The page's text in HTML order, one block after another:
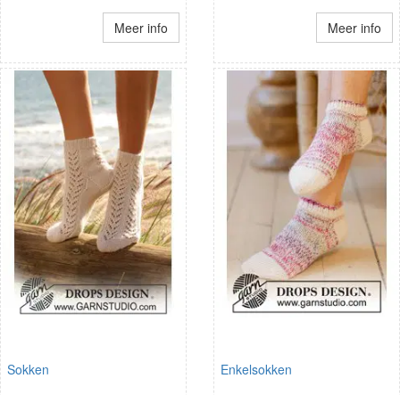
Meer info Meer info
Sokken Enkelsokken